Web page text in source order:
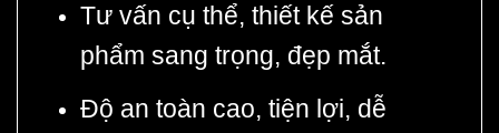
Tư vấn cụ thể, thiết kế sản
phẩm sang trọng, đẹp mắt.
Độ an toàn cao, tiện lợi, dễ